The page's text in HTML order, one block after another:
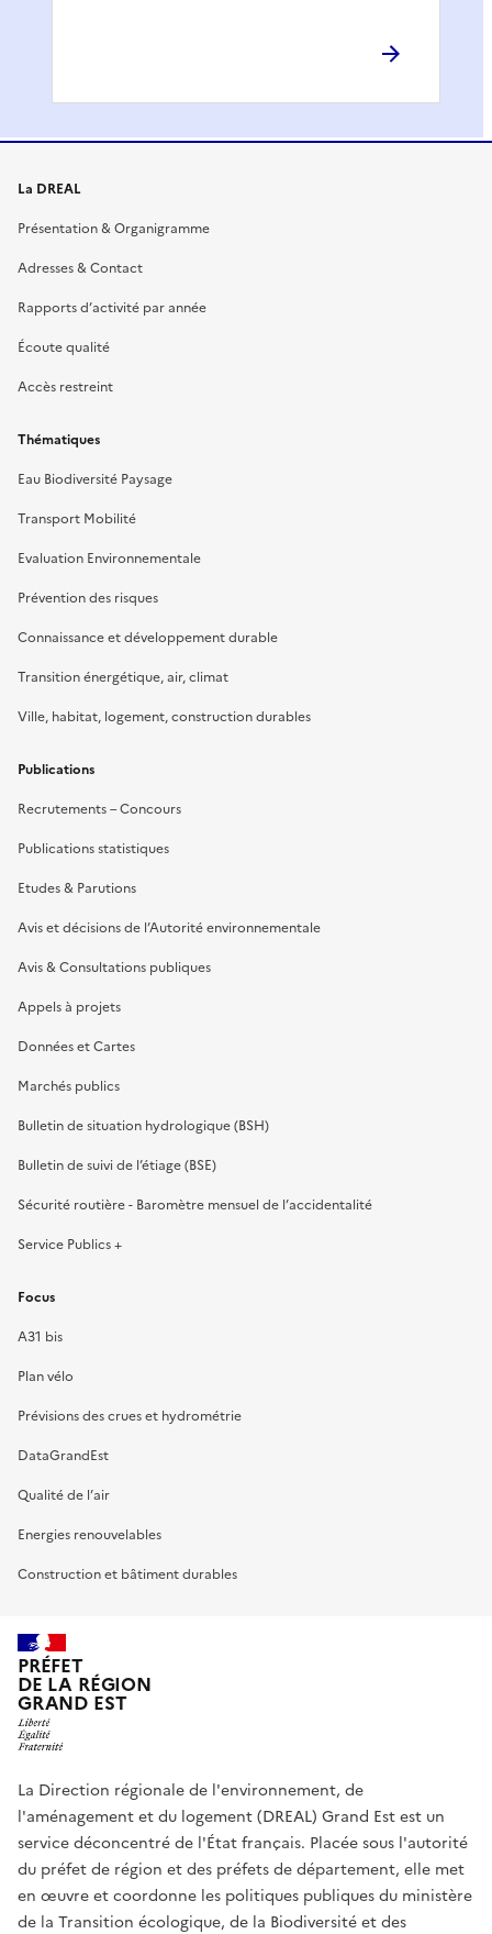
La DREAL
Présentation & Organigramme
Adresses & Contact
Rapports d’activité par année
Écoute qualité
Accès restreint
Thématiques
Eau Biodiversité Paysage
Transport Mobilité
Evaluation Environnementale
Prévention des risques
Connaissance et développement durable
Transition énergétique, air, climat
Ville, habitat, logement, construction durables
Publications
Recrutements – Concours
Publications statistiques
Etudes & Parutions
Avis et décisions de l’Autorité environnementale
Avis & Consultations publiques
Appels à projets
Données et Cartes
Marchés publics
Bulletin de situation hydrologique (BSH)
Bulletin de suivi de l’étiage (BSE)
Sécurité routière - Baromètre mensuel de l’accidentalité
Service Publics +
Focus
A31 bis
Plan vélo
Prévisions des crues et hydrométrie
DataGrandEst
Qualité de l’air
Energies renouvelables
Construction et bâtiment durables
PRÉFET
DE LA RÉGION
GRAND EST
La Direction régionale de l'environnement, de
l'aménagement et du logement (DREAL) Grand Est est un
service déconcentré de l'État français. Placée sous l'autorité
du préfet de région et des préfets de département, elle met
en œuvre et coordonne les politiques publiques du ministère
de la Transition écologique, de la Biodiversité et des